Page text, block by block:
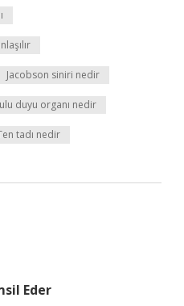
Jacobson siniri nedir
duyu organı nedir
tadı nedir
Eder